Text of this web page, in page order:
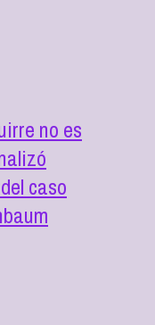
no es
caso